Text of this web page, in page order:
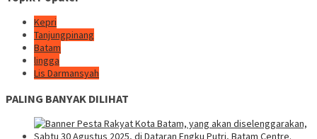
Kepri
Tanjungpinang
Batam
lingga
Lis Darmansyah
PALING BANYAK DILIHAT